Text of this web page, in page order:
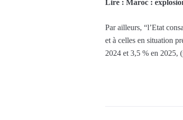
Lire : Maroc :
Par ailleurs, “l’Etat
et à celles en situation
2024 et 3,5 % en 2025,